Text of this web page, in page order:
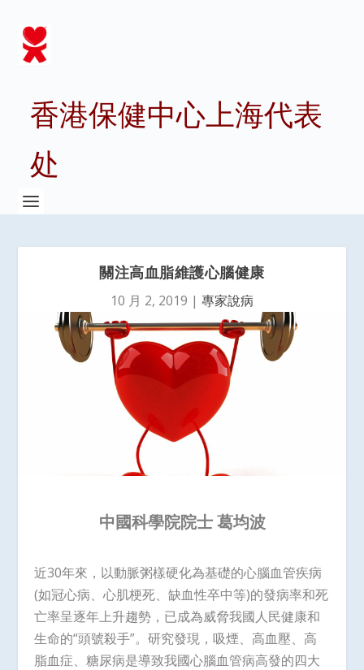
香港保健中心上海代表
处
關注高血脂維護心腦健康
10 月 2, 2019 | 專家說病
中國科學院院士 葛均波
近30年來，以動脈粥樣硬化為基礎的心腦血管疾病
(如冠心病、心肌梗死、缺血性卒中等)的發病率和死
亡率呈逐年上升趨勢，已成為威脅我國人民健康和
生命的“頭號殺手”。研究發現，吸煙、高血壓、高
脂血症、糖尿病是導致我國心腦血管病高發的四大